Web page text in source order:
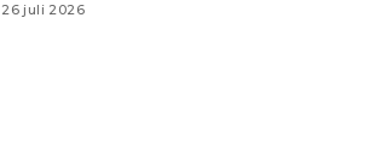
26 juli 2026